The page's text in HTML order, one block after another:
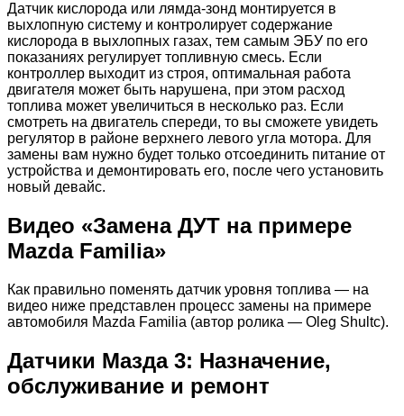
Датчик кислорода или лямда-зонд монтируется в
выхлопную систему и контролирует содержание
кислорода в выхлопных газах, тем самым ЭБУ по его
показаниях регулирует топливную смесь. Если
контроллер выходит из строя, оптимальная работа
двигателя может быть нарушена, при этом расход
топлива может увеличиться в несколько раз. Если
смотреть на двигатель спереди, то вы сможете увидеть
регулятор в районе верхнего левого угла мотора. Для
замены вам нужно будет только отсоединить питание от
устройства и демонтировать его, после чего установить
новый девайс.
Видео «Замена ДУТ на примере
Mazda Familia»
Как правильно поменять датчик уровня топлива — на
видео ниже представлен процесс замены на примере
автомобиля Mazda Familia (автор ролика — Oleg Shultc).
Датчики Мазда 3: Назначение,
обслуживание и ремонт